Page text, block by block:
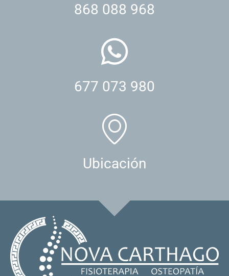
868 088 968
677 073 980
Ubicación